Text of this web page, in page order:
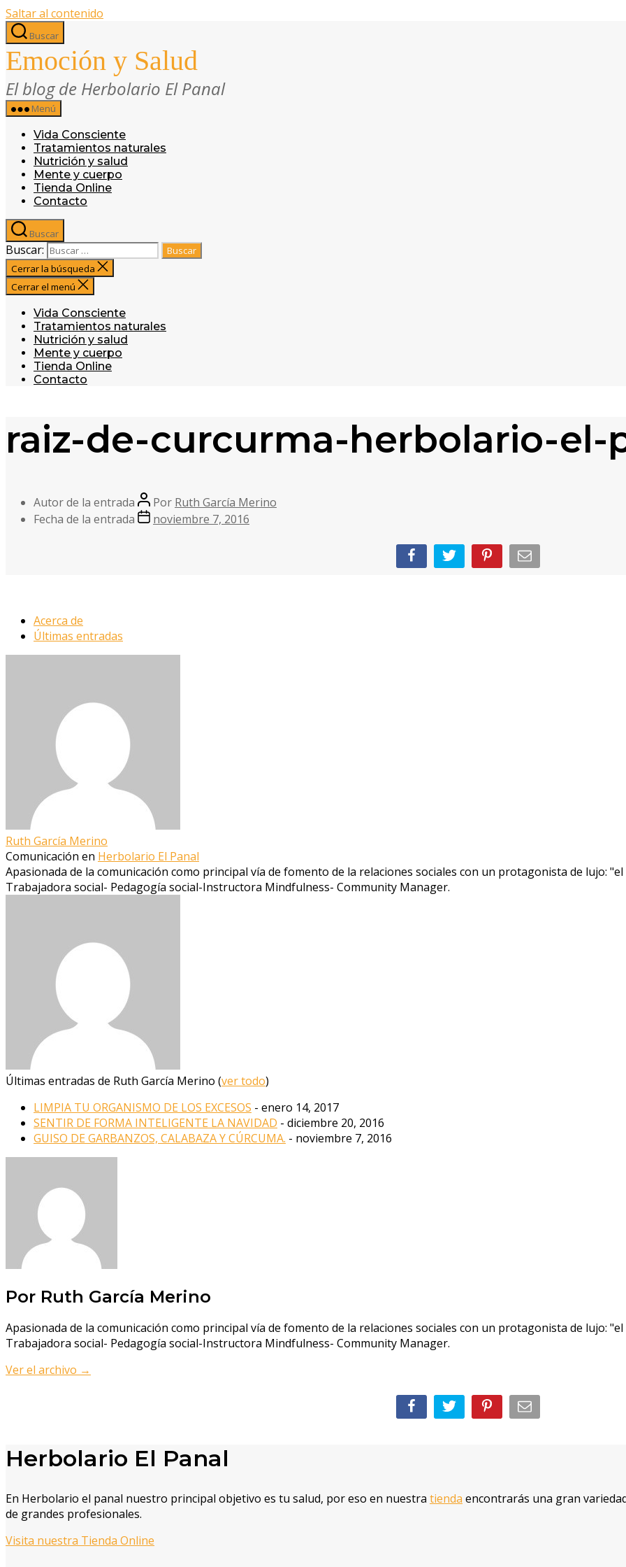
Saltar al contenido
Buscar
Emoción y Salud
El blog de Herbolario El Panal
Menú
Vida Consciente
Tratamientos naturales
Nutrición y salud
Mente y cuerpo
Tienda Online
Contacto
Buscar
Buscar:
Cerrar la búsqueda
Cerrar el menú
Vida Consciente
Tratamientos naturales
Nutrición y salud
Mente y cuerpo
Tienda Online
Contacto
raiz-de-curcurma-herbolario-el-
Autor de la entrada Por Ruth García Merino
Fecha de la entrada
noviembre 7, 2016
Acerca de
Últimas entradas
Ruth García Merino
Comunicación en Herbolario El Panal
Apasionada de la comunicación como principal vía de fomento de la relaciones sociales con un protagonista de lujo:
Trabajadora social- Pedagogía social-Instructora Mindfulness- Community Manager.
Últimas entradas de Ruth García Merino (ver todo)
LIMPIA TU ORGANISMO DE LOS EXCESOS - enero 14, 2017
SENTIR DE FORMA INTELIGENTE LA NAVIDAD - diciembre 20, 2016
GUISO DE GARBANZOS, CALABAZA Y CÚRCUMA. - noviembre 7, 2016
Por Ruth García Merino
Apasionada de la comunicación como principal vía de fomento de la relaciones sociales con un protagonista de lujo:
Trabajadora social- Pedagogía social-Instructora Mindfulness- Community Manager.
Ver el archivo →
Herbolario El Panal
En Herbolario el panal nuestro principal objetivo es tu salud, por eso en nuestra tienda encontrarás una gran
de grandes profesionales.
Visita nuestra Tienda Online